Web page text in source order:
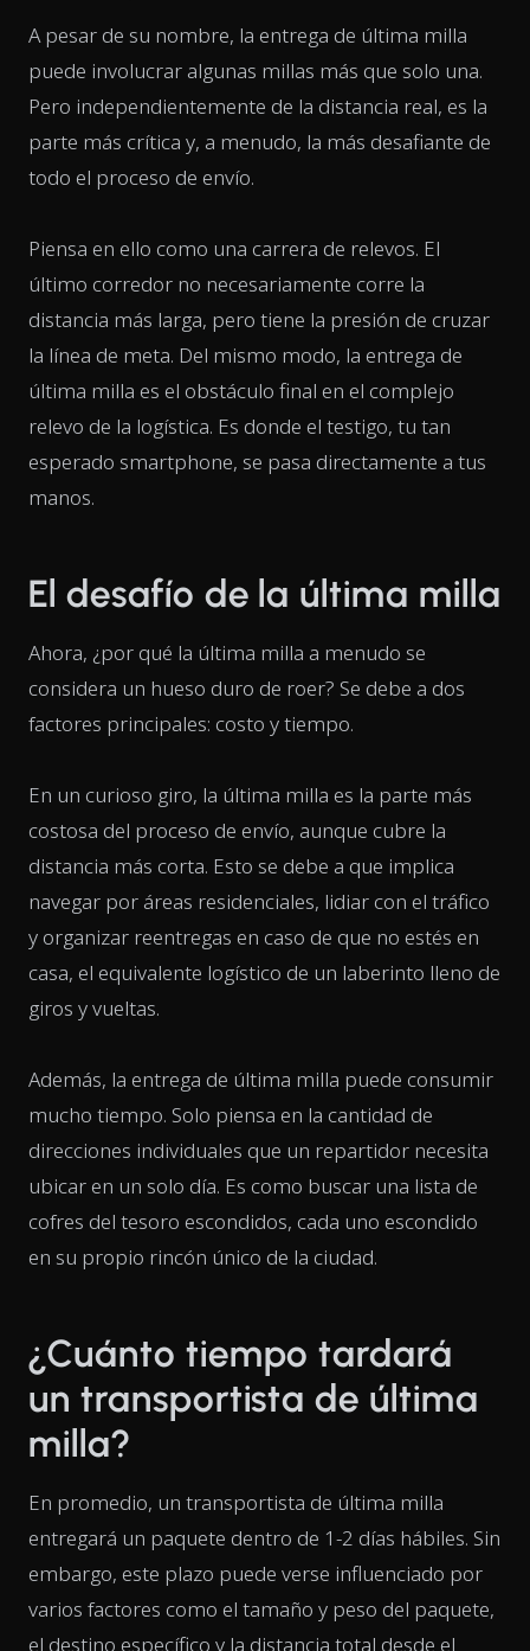
A pesar de su nombre, la entrega de última milla
puede involucrar algunas millas más que solo una.
Pero independientemente de la distancia real, es la
parte más crítica y, a menudo, la más desafiante de
todo el proceso de envío.
Piensa en ello como una carrera de relevos. El
último corredor no necesariamente corre la
distancia más larga, pero tiene la presión de cruzar
la línea de meta. Del mismo modo, la entrega de
última milla es el obstáculo final en el complejo
relevo de la logística. Es donde el testigo, tu tan
esperado smartphone, se pasa directamente a tus
manos.
El desafío de la última milla
Ahora, ¿por qué la última milla a menudo se
considera un hueso duro de roer? Se debe a dos
factores principales: costo y tiempo.
En un curioso giro, la última milla es la parte más
costosa del proceso de envío, aunque cubre la
distancia más corta. Esto se debe a que implica
navegar por áreas residenciales, lidiar con el tráfico
y organizar reentregas en caso de que no estés en
casa, el equivalente logístico de un laberinto lleno de
giros y vueltas.
Además, la entrega de última milla puede consumir
mucho tiempo. Solo piensa en la cantidad de
direcciones individuales que un repartidor necesita
ubicar en un solo día. Es como buscar una lista de
cofres del tesoro escondidos, cada uno escondido
en su propio rincón único de la ciudad.
¿Cuánto tiempo tardará
un transportista de última
milla?
En promedio, un transportista de última milla
entregará un paquete dentro de 1-2 días hábiles. Sin
embargo, este plazo puede verse influenciado por
varios factores como el tamaño y peso del paquete,
el destino específico y la distancia total desde el